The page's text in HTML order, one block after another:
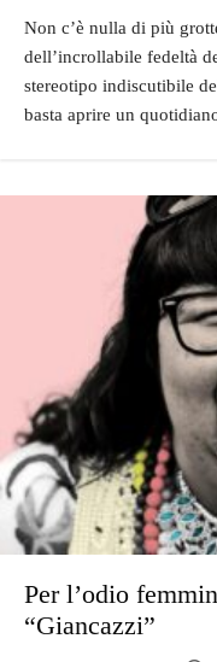
Non c’è nulla di più
dell’incrollabile fedeltà
stereotipo indiscutibile
basta aprire un
Per l’odio
“Giancazzi”